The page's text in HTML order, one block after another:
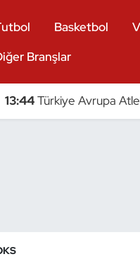
Basketbol
Branşlar
13:44Türkiye Avrupa